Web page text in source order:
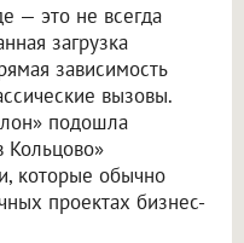
— это не всегда
загрузка
зависимость
вызовы.
подошла
Кольцово»
которые обычно
проектах бизнес-